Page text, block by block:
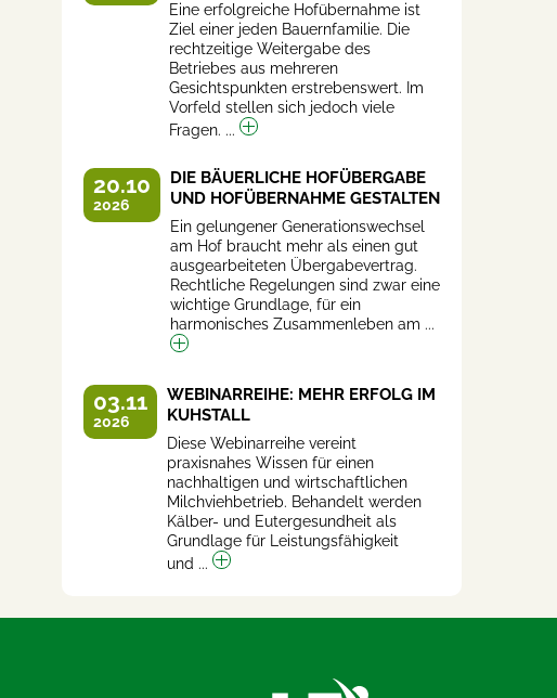
Eine erfolgreiche Hofübernahme ist
Ziel einer jeden Bauernfamilie. Die
rechtzeitige Weitergabe des
Betriebes aus mehreren
Gesichtspunkten erstrebenswert. Im
Vorfeld stellen sich jedoch viele
Fragen. ...
20.10
2026
DIE BÄUERLICHE HOFÜBERGABE
UND HOFÜBERNAHME GESTALTEN
Ein gelungener Generationswechsel
am Hof braucht mehr als einen gut
ausgearbeiteten Übergabevertrag.
Rechtliche Regelungen sind zwar eine
wichtige Grundlage, für ein
harmonisches Zusammenleben am ...
03.11
2026
WEBINARREIHE: MEHR ERFOLG IM
KUHSTALL
Diese Webinarreihe vereint
praxisnahes Wissen für einen
nachhaltigen und wirtschaftlichen
Milchviehbetrieb. Behandelt werden
Kälber- und Eutergesundheit als
Grundlage für Leistungsfähigkeit
und ...